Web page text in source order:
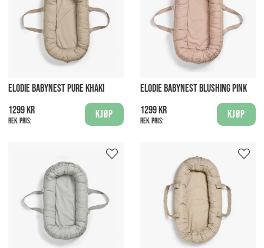
ELODIE BABYNEST PURE KHAKI
1299 kr
Rek. pris:
Kjøp
ELODIE BABYNEST BLUSHING PINK
1299 kr
Rek. pris:
Kjøp